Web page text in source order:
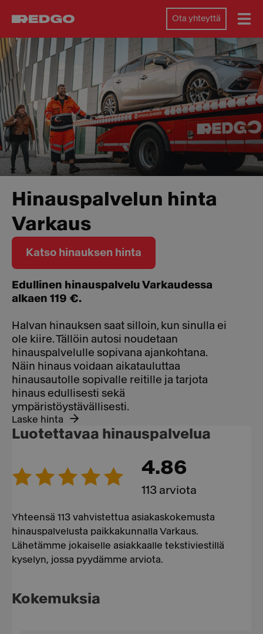
Ota yhteyttä
Hinauspalvelun hinta
Varkaus
Katso hinauksen hinta
Edullinen hinauspalvelu Varkaudessa
alkaen 119 €.
Halvan hinauksen saat silloin, kun sinulla ei
ole kiire. Tällöin autosi noudetaan
hinauspalvelulle sopivana ajankohtana.
Näin hinaus voidaan aikatauluttaa
hinausautolle sopivalle reitille ja tarjota
hinaus edullisesti sekä
ympäristöystävällisesti.
Laske hinta